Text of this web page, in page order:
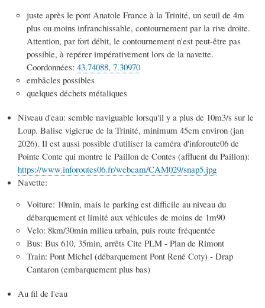
juste après le pont Anatole France à la Trinité, un seuil de 4m
plus ou moins infranchissable, contournement par la rive droite.
Attention, par fort débit, le contournement n'est peut-être pas
possible, à repérer impérativement lors de la navette.
Coordonnées: 43.74088, 7.30970
embâcles possibles
quelques déchets métaliques
Niveau d'eau: semble naviguable lorsqu'il y a plus de 10m3/s sur le
Loup. Balise vigicrue de la Trinité, minimum 45cm environ (jan
2026). Il est aussi possible d'utiliser la caméra d'inforoute06 de
Pointe Conte qui montre le Paillon de Contes (affluent du Paillon):
https://www.inforoutes06.fr/webcam/CAM029/snap5.jpg
Navette:
Voiture: 10min, mais le parking est difficile au niveau du
débarquement et limité aux véhicules de moins de 1m90
Velo: 8km/30min milieu urbain, puis route fréquentée
Bus: Bus 610, 35min, arrêts Cite PLM - Plan de Rimont
Train: Pont Michel (débarquement Pont René Coty) - Drap
Cantaron (embarquement plus bas)
Au fil de l'eau